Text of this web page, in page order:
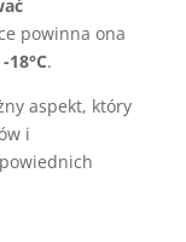
powinna ona
-18°C.
aspekt, który
i